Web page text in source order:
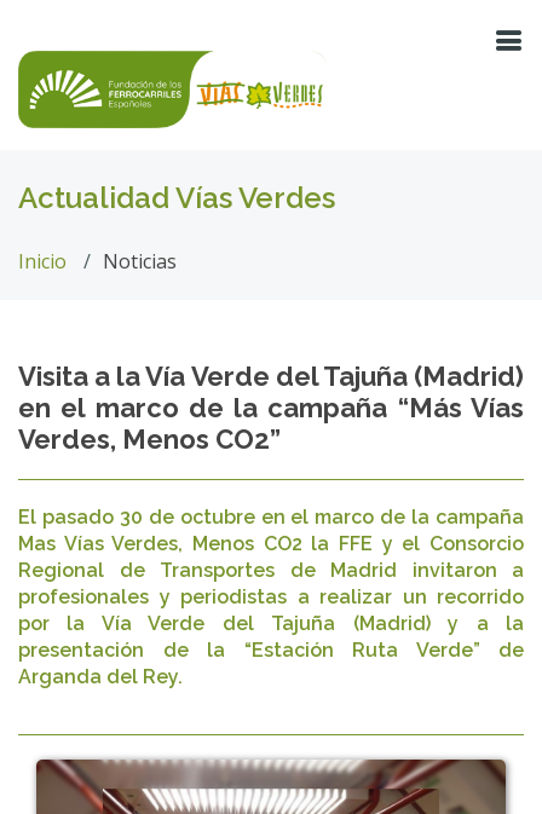
Actualidad Vías Verdes
Inicio Noticias
Visita a la Vía Verde del Tajuña (Madrid)
en el marco de la campaña “Más Vías
Verdes, Menos CO2”
El pasado 30 de octubre en el marco de la campaña
Mas Vías Verdes, Menos CO2 la FFE y el Consorcio
Regional de Transportes de Madrid invitaron a
profesionales y periodistas a realizar un recorrido
por la Vía Verde del Tajuña (Madrid) y a la
presentación de la “Estación Ruta Verde” de
Arganda del Rey.